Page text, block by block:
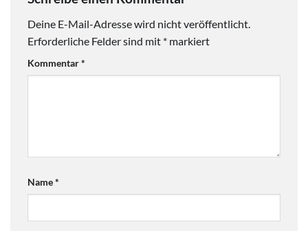
Deine E-Mail-Adresse wird nicht veröffentlicht.
Erforderliche Felder sind mit * markiert
Kommentar*
Name*